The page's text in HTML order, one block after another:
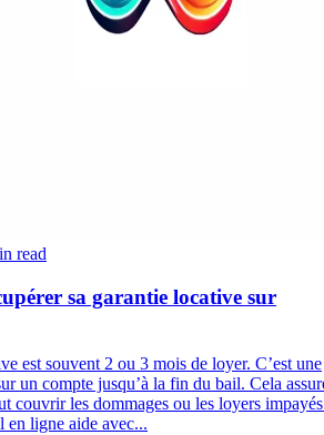
read
sa garantie locative sur
est souvent 2 ou 3 mois de loyer. C’est une
un compte jusqu’à la fin du bail. Cela
couvrir les dommages ou les loyers
ligne aide avec...